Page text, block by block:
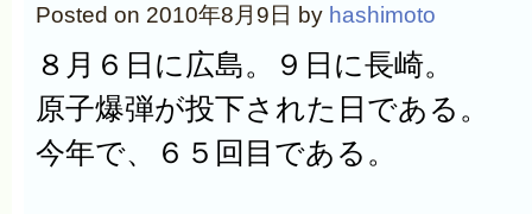
Posted on 2010年8月9日 by hashimoto
８月６日に広島。９日に長崎。
原子爆弾が投下された日である。
今年で、６５回目である。